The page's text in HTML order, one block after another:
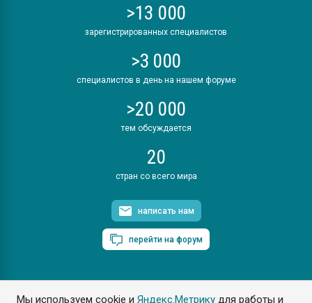
Мы используем cookie иЯндекс.Метрику для работы и
>13 000
зарегистрированных специалистов
>3 000
специалистов в день на нашем форуме
>20 000
тем обсуждается
20
стран со всего мира
написать нам
перейти на форум
ПластЭксперт © 2006. Все права защищены